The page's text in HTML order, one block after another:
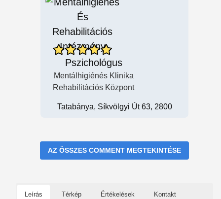
Pszichológus
Mentálhigiénés Klinika
Rehabilitációs Központ
Tatabánya, Síkvölgyi Út 63, 2800
AZ ÖSSZES COMMENT MEGTEKINTÉSE
Leírás Térkép Értékelések Kontakt